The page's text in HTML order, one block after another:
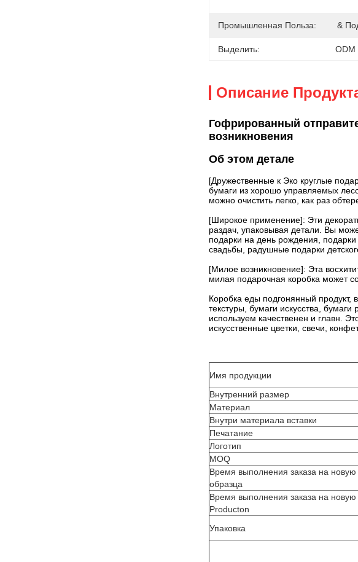
Промышленная Польза: &
Выделить: ODM
Описание
Гофрированный
возникновения
Об этом детале
[Дружественные к Эко круглые
бумаги из хорошо управляемых
можно очистить легко, как раз
[Широкое применение]: Эти
раздач, упаковывая детали. Вы
подарки на день рождения,
свадьбы, радушные подарки
[Милое возникновение]: Эта
милая подарочная коробка может
Коробка еды подгонянный
текстуры, бумаги искусства,
используем качественен и главн.
искусственные цветки, свечи,
Имя продукции
Внутренний размер
Материал
Внутри материала вставки
Печатание
Логотип
MOQ
Время выполнения заказа на
образца
Время выполнения заказа на
Producton
Упаковка